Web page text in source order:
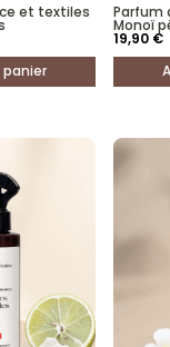
et textiles
panier
Parfum
Monoï
19,90 €